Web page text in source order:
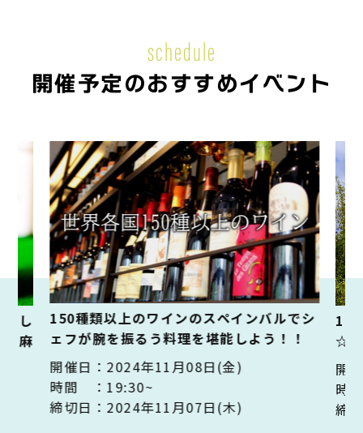
schedule
開催予定のおすすめイベント
し
♬麻
150種類以上のワインのスペインバルでシ
ェフが腕を振るう料理を堪能しよう！！
開催日： 2024年11月08日(金)
時間 ： 19:30~
締切日： 2024年11月07日(木)
11
開
時
締